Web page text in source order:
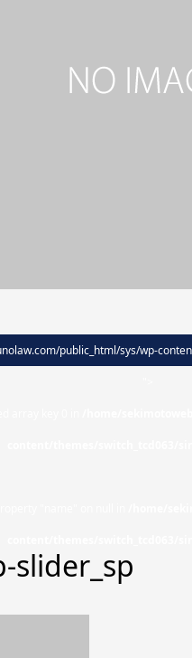
public_html/sys/wp-
slider_sp